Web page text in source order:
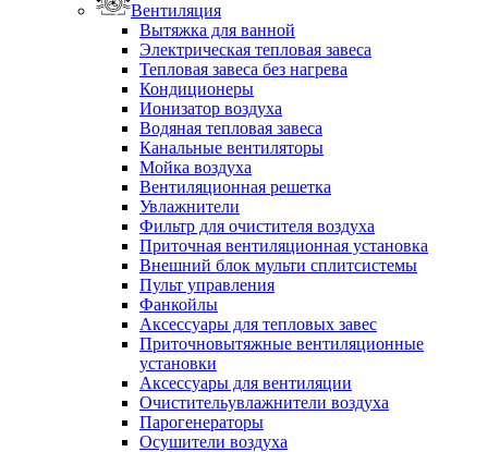
Вентиляция
Вытяжка для ванной
Электрическая тепловая завеса
Тепловая завеса без нагрева
Кондиционеры
Ионизатор воздуха
Водяная тепловая завеса
Канальные вентиляторы
Мойка воздуха
Вентиляционная решетка
Увлажнители
Фильтр для очистителя воздуха
Приточная вентиляционная установка
Внешний блок мульти сплитсистемы
Пульт управления
Фанкойлы
Аксессуары для тепловых завес
Приточновытяжные вентиляционные
установки
Аксессуары для вентиляции
Очистительувлажнители воздуха
Парогенераторы
Осушители воздуха